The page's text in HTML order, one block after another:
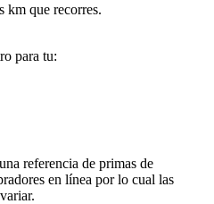
km que recorres.
para tu:
referencia de primas de
en línea por lo cual las